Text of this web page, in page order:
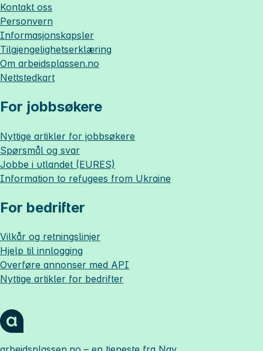
Kontakt oss
Personvern
Informasjonskapsler
Tilgjengelighetserklæring
Om arbeidsplassen.no
Nettstedkart
For jobbsøkere
Nyttige artikler for jobbsøkere
Spørsmål og svar
Jobbe i utlandet (EURES)
Information to refugees from Ukraine
For bedrifter
Vilkår og retningslinjer
Hjelp til innlogging
Overføre annonser med API
Nyttige artikler for bedrifter